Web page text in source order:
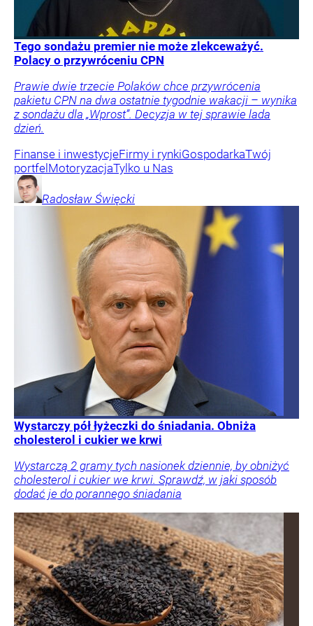
Tego sondażu premier nie może zlekceważyć.
Polacy o przywróceniu CPN
Prawie dwie trzecie Polaków chce przywrócenia
pakietu CPN na dwa ostatnie tygodnie wakacji – wynika
z sondażu dla „Wprost”. Decyzja w tej sprawie lada
dzień.
Finanse i inwestycjeFirmy i rynkiGospodarkaTwój
portfel MotoryzacjaTylko u Nas
Radosław Święcki
Wystarczy pół łyżeczki do śniadania. Obniża
cholesterol i cukier we krwi
Wystarczą 2 gramy tych nasionek dziennie, by obniżyć
cholesterol i cukier we krwi. Sprawdź, w jaki sposób
dodać je do porannego śniadania